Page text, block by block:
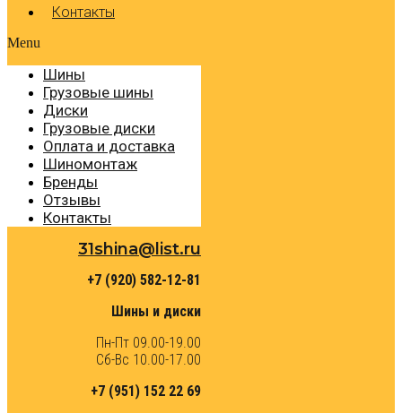
Контакты
Menu
Шины
Грузовые шины
Диски
Грузовые диски
Оплата и доставка
Шиномонтаж
Бренды
Отзывы
Контакты
31shina@list.ru
+7 (920) 582-12-81
Шины и диски
Пн-Пт 09.00-19.00
Сб-Вс 10.00-17.00
+7 (951) 152 22 69